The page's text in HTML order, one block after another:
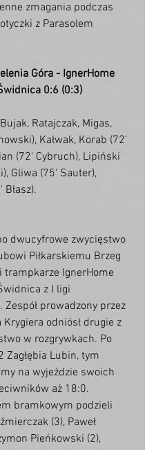
zmagania podczas
z Parasolem
Góra - IgnerHome
0:6 (0:3)
Ratajczak, Migas,
Kałwak, Korab (72'
(72' Cybruch), Lipiński
Gliwa (75' Sauter),
dwucyfrowe zwycięstwo
Piłkarskiemu Brzeg
trampkarze IgnerHome
z I ligi
prowadzony przez
odniósł drugie z
w rozgrywkach. Po
Zagłębia Lubin, tym
na wyjeździe swoich
aż 18:0.
bramkowym podzieli
(3), Paweł
Pieńkowski (2),